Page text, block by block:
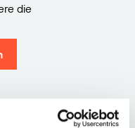
die